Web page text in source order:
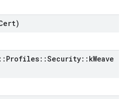
:: Profiles::Security:: kWeave